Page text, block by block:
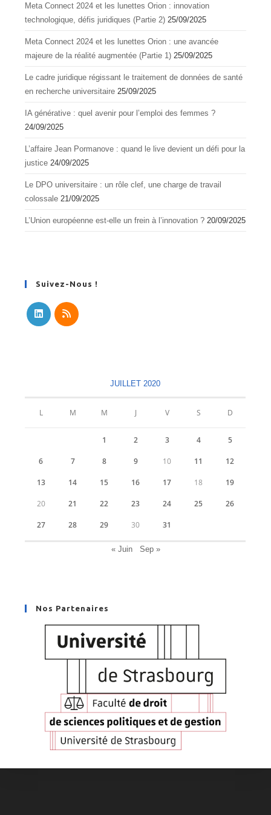
Meta Connect 2024 et les lunettes Orion : innovation
technologique, défis juridiques (Partie 2) 25/09/2025
Meta Connect 2024 et les lunettes Orion : une avancée
majeure de la réalité augmentée (Partie 1) 25/09/2025
Le cadre juridique régissant le traitement de données de santé
en recherche universitaire 25/09/2025
IA générative : quel avenir pour l’emploi des femmes ?
24/09/2025
L’affaire Jean Pormanove : quand le live devient un défi pour la
justice 24/09/2025
Le DPO universitaire : un rôle clef, une charge de travail
colossale 21/09/2025
L’Union européenne est-elle un frein à l’innovation ? 20/09/2025
Suivez-Nous !
JUILLET 2020
L M M J V S D
1 2 3 4 5
6 7 8 9 10 11 12
13 14 15 16 17 18 19
20 21 22 23 24 25 26
27 28 29 30 31
« Juin Sep »
Nos Partenaires